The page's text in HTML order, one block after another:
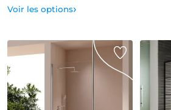
Voir les options›